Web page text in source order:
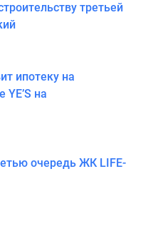
третьей
ипотеку на
на
очередь ЖК LIFE-